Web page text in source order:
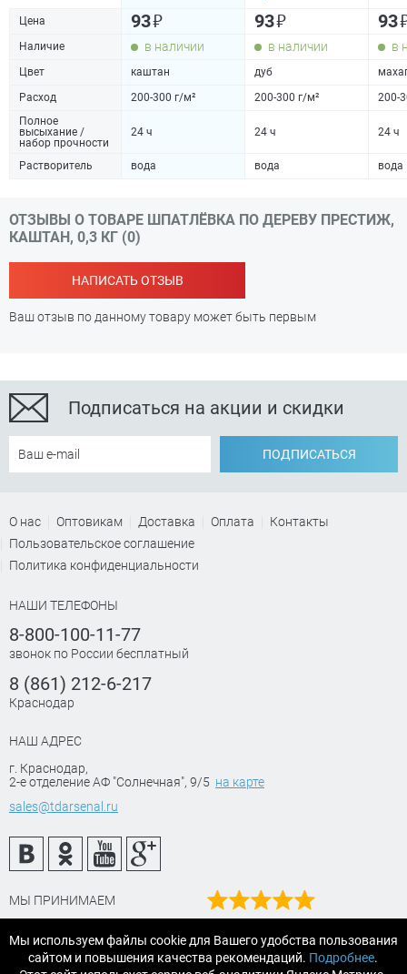
Цена 93₽ 93₽ 93
Наличие в наличии в наличии в
Цвет каштан дуб
Расход
200-300 г/м² 200-300 г/м²
200-
Полное
высыхание /
набор прочности
24 ч 24 ч 24 ч
Растворитель вода вода вода
ОТЗЫВЫ О ТОВАРЕ ШПАТЛЁВКА ПО ДЕРЕВУ ПРЕСТИЖ,
КАШТАН, 0,3 КГ (0)
НАПИСАТЬ ОТЗЫВ
Ваш отзыв по данному товару может быть первым
Подписаться на акции и скидки
ПОДПИСАТЬСЯ
О нас Оптовикам Доставка Оплата
Контакты
Пользовательское соглашение
Политика конфиденциальности
НАШИ ТЕЛЕФОНЫ
8-800-100-11-77
звонок по России бесплатный
8 (861) 212-6-217
Краснодар
НАШ АДРЕС
г. Краснодар,
2-е отделение АФ "Солнечная", 9/5 на карте
sales@tdarsenal.ru
МЫ ПРИНИМАЕМ
на Яндекс маркет
Читайте отзывы
Мы используем файлы cookie для Вашего удобства пользования
сайтом и повышения качества рекомендаций. Подробнее.